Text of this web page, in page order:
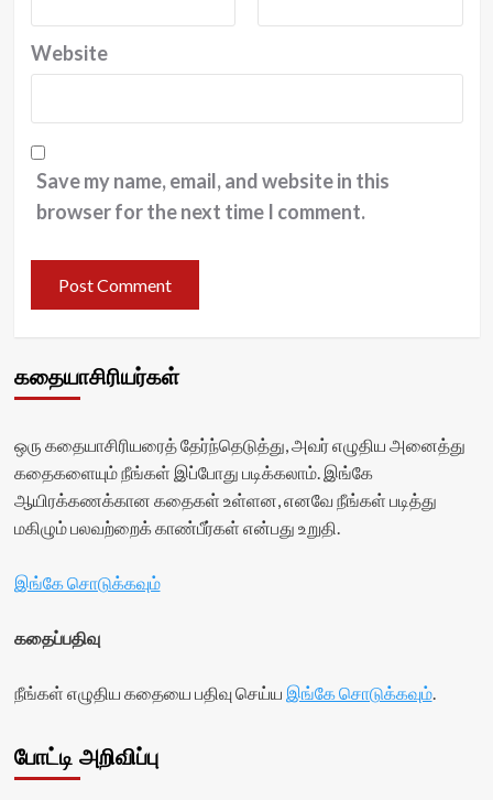
Website
Save my name, email, and website in this
browser for the next time I comment.
கதையாசிரியர்கள்
ஒரு கதையாசிரியரைத் தேர்ந்தெடுத்து, அவர் எழுதிய அனைத்து
கதைகளையும் நீங்கள் இப்போது படிக்கலாம். இங்கே
ஆயிரக்கணக்கான கதைகள் உள்ளன, எனவே நீங்கள் படித்து
மகிழும் பலவற்றைக் காண்பீர்கள் என்பது உறுதி.
இங்கே சொடுக்கவும்
கதைப்பதிவு
நீங்கள் எழுதிய கதையை பதிவு செய்ய இங்கே சொடுக்கவும்.
போட்டி அறிவிப்பு